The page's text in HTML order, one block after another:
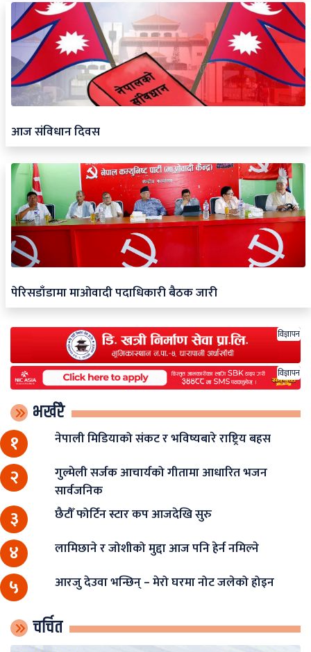
आज संविधान दिवस
पेरिसडाँडामा माओवादी पदाधिकारी बैठक जारी
विज्ञापन
विज्ञापन
भर्खरै
१ नेपाली मिडियाको संकट र भविष्यबारे राष्ट्रिय बहस
२
गुल्मेली सर्जक आचार्यको गीतामा आधारित भजन
सार्वजनिक
३ छैटौँ फोर्टिन स्टार कप आजदेखि सुरु
४ लामिछाने र जोशीको मुद्दा आज पनि हेर्न नमिल्ने
५ आरजु देउवा भन्छिन् – मेरो घरमा नोट जलेको होइन
चर्चित